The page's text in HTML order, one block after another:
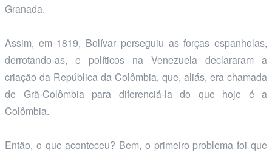
Granada.
Assim, em 1819, Bolívar perseguiu as forças espanholas,
derrotando-as, e políticos na Venezuela declararam a
criação da República da Colômbia, que, aliás, era chamada
de Grã-Colômbia para diferenciá-la do que hoje é a
Colômbia.
Então, o que aconteceu? Bem, o primeiro problema foi que